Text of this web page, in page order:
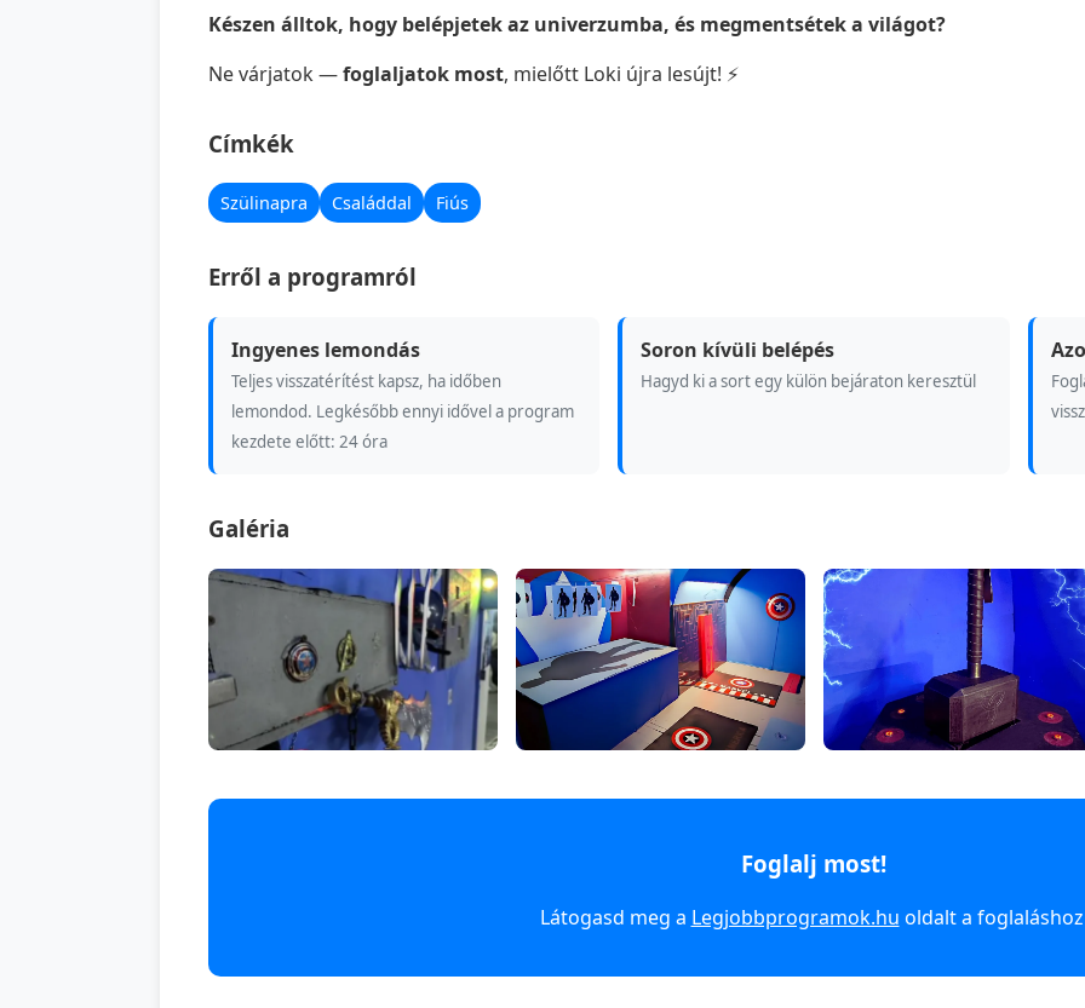
Készen álltok, hogy belépjetek az univerzumba, és megmentsétek a világot?
Ne várjatok —foglaljatok most, mielőtt Loki újra lesújt! ⚡
Címkék
Szülinapra Családdal Fiús
Erről a programról
Ingyenes lemondás
Teljes visszatérítést kapsz, ha időben
lemondod. Legkésőbb ennyi idővel a program
kezdete előtt: 24 óra
Soron kívüli belépés
Hagyd ki a sort egy külön bejáraton keresztül
Galéria
Foglalj most!
Látogasd meg a Legjobbprogramok.hu oldalt a